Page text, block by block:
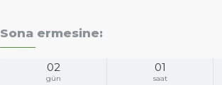
Sona ermesine:
02
gün
01
saat